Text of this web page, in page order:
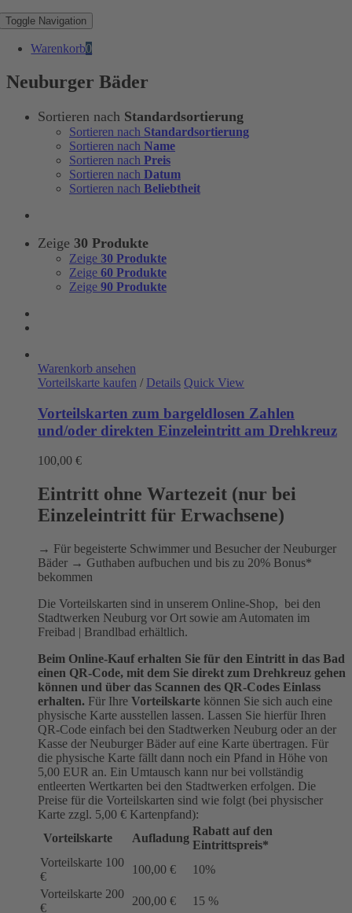
Toggle Navigation
Warenkorb0
Neuburger Bäder
Sortieren nach Standardsortierung
Sortieren nach Standardsortierung
Sortieren nach Name
Sortieren nach Preis
Sortieren nach Datum
Sortieren nach Beliebtheit
Zeige 30 Produkte
Zeige 30 Produkte
Zeige 60 Produkte
Zeige 90 Produkte
Warenkorb ansehen
Vorteilskarte kaufen / Details Quick View
Vorteilskarten zum bargeldlosen Zahlen
und/oder direkten Einzeleintritt am Drehkreuz
100,00 €
Eintritt ohne Wartezeit (nur bei
Einzeleintritt für Erwachsene)
→ Für begeisterte Schwimmer und Besucher der Neuburger
Bäder → Guthaben aufbuchen und bis zu 20% Bonus*
bekommen
Die Vorteilskarten sind in unserem Online-Shop, bei den
Stadtwerken Neuburg vor Ort sowie am Automaten im
Freibad | Brandlbad erhältlich.
Beim Online-Kauf erhalten Sie für den Eintritt in das Bad
einen QR-Code, mit dem Sie direkt zum Drehkreuz gehen
können und über das Scannen des QR-Codes Einlass
erhalten. Für Ihre Vorteilskarte können Sie sich auch eine
physische Karte ausstellen lassen. Lassen Sie hierfür Ihren
QR-Code einfach bei den Stadtwerken Neuburg oder an der
Kasse der Neuburger Bäder auf eine Karte übertragen. Für
die physische Karte fällt dann noch ein Pfand in Höhe von
5,00 EUR an. Ein Umtausch kann nur bei vollständig
entleerten Wertkarten bei den Stadtwerken erfolgen. Die
Preise für die Vorteilskarten sind wie folgt (bei physischer
Karte zzgl. 5,00 € Kartenpfand):
Vorteilskarte
Aufladung
Rabatt auf den
Eintrittspreis*
Vorteilskarte 100
€
100,00 €
10%
Vorteilskarte 200
€
200,00 € 15 %